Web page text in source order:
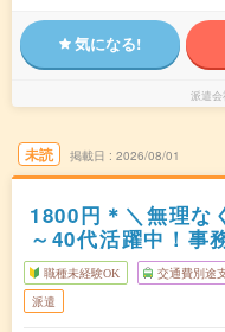
気になる!
派遣会
未読 掲載日 2026/08/01
1800円＊＼無理な
～40代活躍中！事
職種未経験OK 交通費別途
派遣